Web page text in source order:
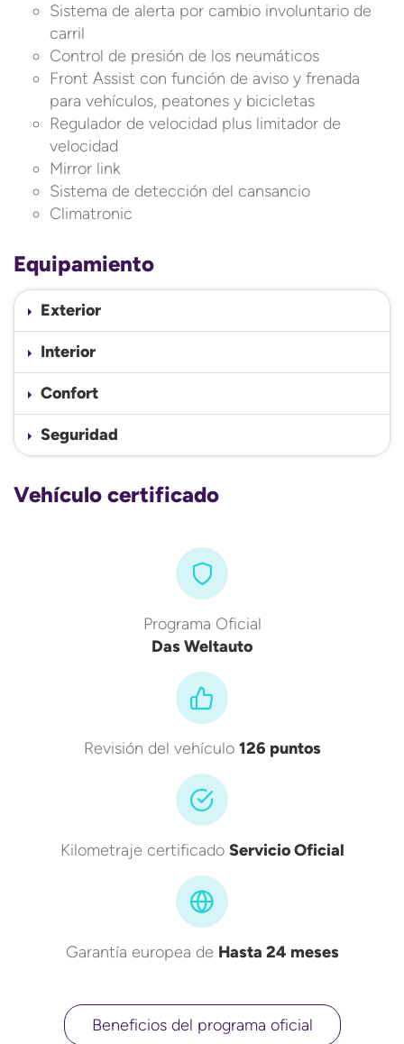
Sistema de alerta por cambio involuntario de
carril
Control de presión de los neumáticos
Front Assist con función de aviso y frenada
para vehículos, peatones y bicicletas
Regulador de velocidad plus limitador de
velocidad
Mirror link
Sistema de detección del cansancio
Climatronic
Equipamiento
Exterior
Interior
Confort
Seguridad
Vehículo certificado
Programa Oficial
Das Weltauto
Revisión del vehículo 126 puntos
Kilometraje certificado Servicio Oficial
Garantía europea de Hasta 24 meses
Beneficios del programa oficial